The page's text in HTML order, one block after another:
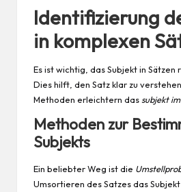
Identifizierung
in komplexen
Es ist wichtig, das Subjekt in Sätzen
Dies hilft, den Satz klar zu
Methoden erleichtern dassubjekt
Methoden zur
Subjekts
Ein beliebter Weg ist die
Umsortieren des Satzes das